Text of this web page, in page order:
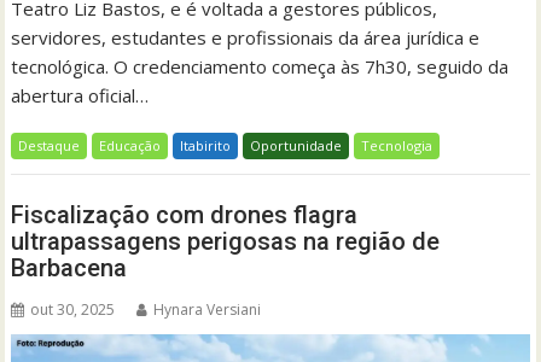
Teatro Liz Bastos, e é voltada a gestores públicos,
servidores, estudantes e profissionais da área jurídica e
tecnológica. O credenciamento começa às 7h30, seguido da
abertura oficial…
Destaque Educação Itabirito Oportunidade Tecnologia
Fiscalização com drones flagra
ultrapassagens perigosas na região de
Barbacena
out 30, 2025 Hynara Versiani